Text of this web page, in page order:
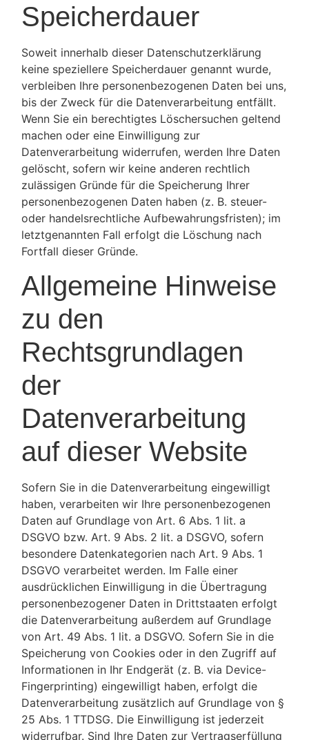
Speicherdauer
Soweit innerhalb dieser Datenschutzerklärung
keine speziellere Speicherdauer genannt wurde,
verbleiben Ihre personenbezogenen Daten bei uns,
bis der Zweck für die Datenverarbeitung entfällt.
Wenn Sie ein berechtigtes Löschersuchen geltend
machen oder eine Einwilligung zur
Datenverarbeitung widerrufen, werden Ihre Daten
gelöscht, sofern wir keine anderen rechtlich
zulässigen Gründe für die Speicherung Ihrer
personenbezogenen Daten haben (z. B. steuer-
oder handelsrechtliche Aufbewahrungsfristen); im
letztgenannten Fall erfolgt die Löschung nach
Fortfall dieser Gründe.
Allgemeine Hinweise
zu den
Rechtsgrundlagen
der
Datenverarbeitung
auf dieser Website
Sofern Sie in die Datenverarbeitung eingewilligt
haben, verarbeiten wir Ihre personenbezogenen
Daten auf Grundlage von Art. 6 Abs. 1 lit. a
DSGVO bzw. Art. 9 Abs. 2 lit. a DSGVO, sofern
besondere Datenkategorien nach Art. 9 Abs. 1
DSGVO verarbeitet werden. Im Falle einer
ausdrücklichen Einwilligung in die Übertragung
personenbezogener Daten in Drittstaaten erfolgt
die Datenverarbeitung außerdem auf Grundlage
von Art. 49 Abs. 1 lit. a DSGVO. Sofern Sie in die
Speicherung von Cookies oder in den Zugriff auf
Informationen in Ihr Endgerät (z. B. via Device-
Fingerprinting) eingewilligt haben, erfolgt die
Datenverarbeitung zusätzlich auf Grundlage von §
25 Abs. 1 TTDSG. Die Einwilligung ist jederzeit
widerrufbar. Sind Ihre Daten zur Vertragserfüllung